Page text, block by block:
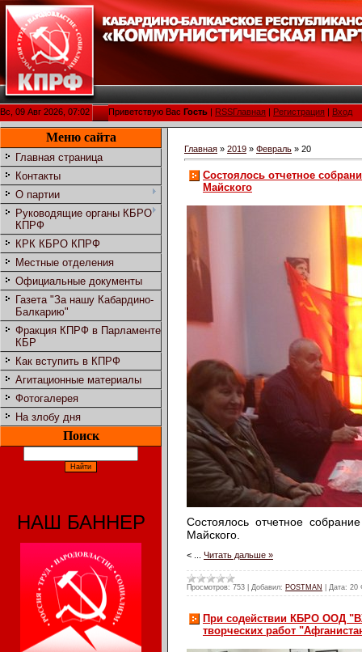
Вс, 09 Авг 2026, 07:02 Приветствую Вас Гость RSSГлавная Регистрация Вход
Меню сайта
Главная страница
Контакты
О партии
Руководящие органы КБРО
КПРФ
КРК КБРО КПРФ
Местные отделения
Официальные документы
Газета "За нашу Кабардино-
Балкарию"
Фракция КПРФ в Парламенте
КБР
Как вступить в КПРФ
Агитационные материалы
Фотогалерея
На злобу дня
Поиск
НАШ БАННЕР
Главная » 2019 » Февраль » 20
Состоялось отчетное
Майского
Состоялось отчетное
Майского.
< Читать дальше »
Просмотров: 753 Добавил: POSTMAN Дата: 20
При содействии КБРО ООД
творческих работ